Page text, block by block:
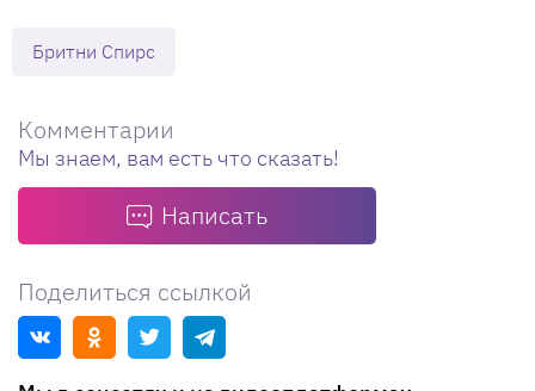
Бритни Спирс
Комментарии
Мы знаем, вам есть что сказать!
Написать
Поделиться ссылкой